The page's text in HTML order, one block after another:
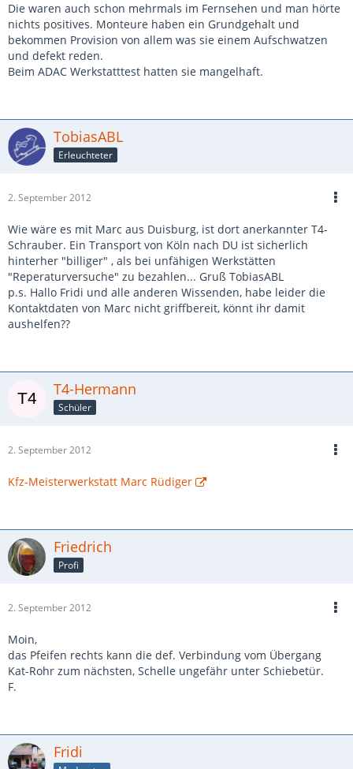
Die waren auch schon mehrmals im Fernsehen und man hörte
nichts positives. Monteure haben ein Grundgehalt und
bekommen Provision von allem was sie einem Aufschwatzen
und defekt reden.
Beim ADAC Werkstatttest hatten sie mangelhaft.
TobiasABL
Erleuchteter
2. September 2012
Wie wäre es mit Marc aus Duisburg, ist dort anerkannter T4-
Schrauber. Ein Transport von Köln nach DU ist sicherlich
hinterher "billiger" , als bei unfähigen Werkstätten
"Reperaturversuche" zu bezahlen... Gruß TobiasABL
p.s. Hallo Fridi und alle anderen Wissenden, habe leider die
Kontaktdaten von Marc nicht griffbereit, könnt ihr damit
aushelfen??
T4-Hermann
Schüler
2. September 2012
Kfz-Meisterwerkstatt Marc Rüdiger
Friedrich
Profi
2. September 2012
Moin,
das Pfeifen rechts kann die def. Verbindung vom Übergang
Kat-Rohr zum nächsten, Schelle ungefähr unter Schiebetür.
F.
Fridi